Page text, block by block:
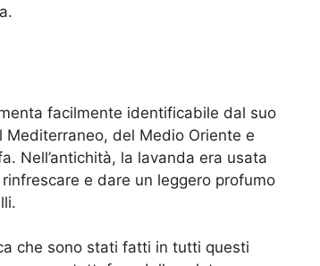
facilmente identificabile dal suo
del Medio Oriente e
Nell’antichità, la lavanda era usata
e dare un leggero profumo
che sono stati fatti in tutti questi